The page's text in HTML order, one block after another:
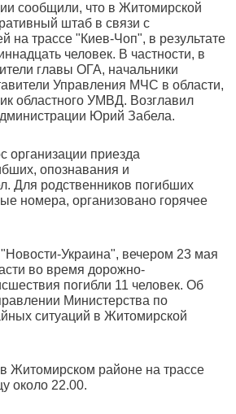
сообщили, что в Житомирской
штаб в связи с
на трассе "Киев-Чоп", в результате
человек. В частности, в
главы ОГА, начальники
Управления МЧС в области,
областного УМВД. Возглавил
Юрий Забела.
организации приезда
опознавания и
Для родственников погибших
номера, организовано горячее
Украина", вечером 23 мая
во время дорожно-
погибли 11 человек. Об
Министерства по
ситуаций в Житомирской
Житомирском районе на трассе
около 22.00.